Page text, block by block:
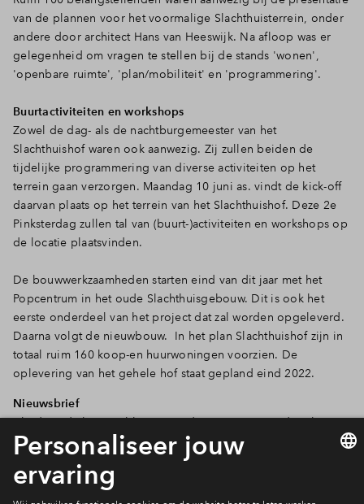
van de plannen voor het voormalige Slachthuisterrein, onder
andere door architect Hans van Heeswijk. Na afloop was er
gelegenheid om vragen te stellen bij de stands 'wonen',
'openbare ruimte', 'plan/mobiliteit' en 'programmering'.
Buurtactiviteiten en workshops
Zowel de dag- als de nachtburgemeester van het
Slachthuishof waren ook aanwezig. Zij zullen beiden de
tijdelijke programmering van diverse activiteiten op het
terrein gaan verzorgen. Maandag 10 juni as. vindt de kick-off
daarvan plaats op het terrein van het Slachthuishof. Deze 2e
Pinksterdag zullen tal van (buurt-)activiteiten en workshops op
de locatie plaatsvinden.
De bouwwerkzaamheden starten eind van dit jaar met het
Popcentrum in het oude Slachthuisgebouw. Dit is ook het
eerste onderdeel van het project dat zal worden opgeleverd.
Daarna volgt de nieuwbouw. In het plan Slachthuishof zijn in
totaal ruim 160 koop-en huurwoningen voorzien. De
oplevering van het gehele hof staat gepland eind 2022.
Nieuwsbrief
Altijd op de hoogte blijven van de activieiten rondom het
Slachthuishof? Schrijf je op deze website in voor de
nieuwsbrief.